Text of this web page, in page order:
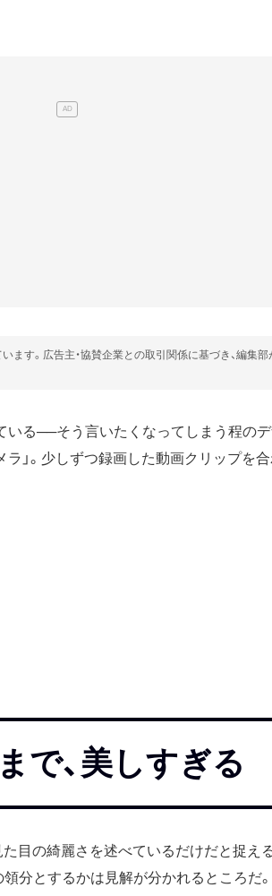
ます。広告主・協賛企業との取引関係に基づき、編集
いる──そう言いたくなってしまう程の
ラ」。少しずつ録画した動画クリップを
で、美しすぎる
た目の綺麗さを述べているだけだと捉え
分とするかは見解が分かれるところだ